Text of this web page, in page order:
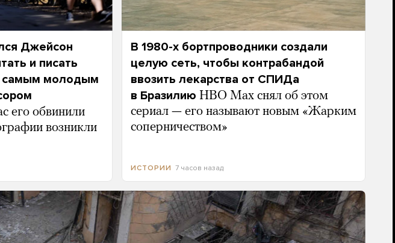
Джейсон
и писать
самым молодым
его обвинили
возникли
В 1980-х бортпроводники создали
целую сеть, чтобы контрабандой
ввозить лекарства от СПИДа
в Бразилию HBO Max снял об этом
сериал — его называют новым «Жарким
соперничеством»
ИСТОРИИ 7 часов назад